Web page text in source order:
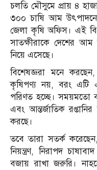
চলতি মৌসুমে প্রায় ৪
৩০০ চাষি আম
জেলা কৃষি অফিস। এই
সাতক্ষীরাকে দেশের আম
নিয়ে এসেছে।
বিশেষজ্ঞরা মনে
কৃষিপণ্য নয়, বরং এটি
পরিণত হচ্ছে। সময়মতো
এবং আন্তর্জাতিক
করছে।
তবে তারা সতর্ক
নিয়ন্ত্রণ, নিরাপদ
বজায় রাখা জরুরি।